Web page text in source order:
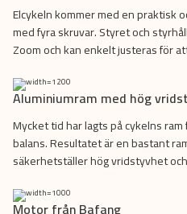
Elcykeln kommer med en praktisk
med fyra skruvar. Styret och
Zoom och kan enkelt justeras för
Aluminiumram med hög
Mycket tid har lagts på cykelns
balans. Resultatet är en bastant
säkerhetställer hög vridstyvhet
Motor från Bafang